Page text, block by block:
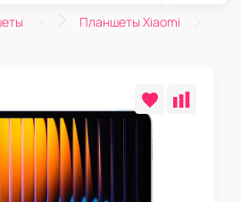
Планшеты Xiaomi